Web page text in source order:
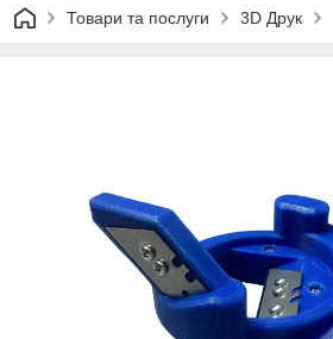
Товари та послуги 3D Друк